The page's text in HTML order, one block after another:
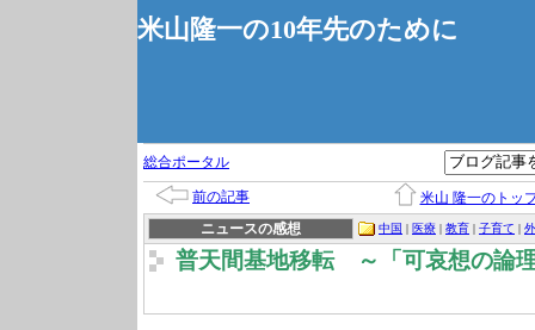
米山隆一の10年先のために
総合ポータル
前の記事
米山 隆一のトッ
ニュースの感想
中国 | 医療 | 教育 | 子育て |
普天間基地移転 ～「可哀想の論